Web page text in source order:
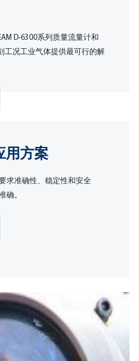
D-6300系列质量流量计和
工况工业气体提供最可行的解
用方案
求准确性、稳定性和安全
确。